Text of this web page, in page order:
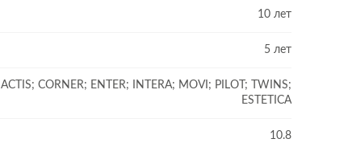
10 лет
5 лет
ACTIS; CORNER; ENTER; INTERA; MOVI; PILOT; TWINS;
ESTETICA
10.8